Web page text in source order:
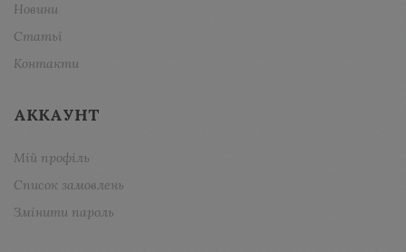
Новини
Статьї
Контакти
АККАУНТ
Мій профіль
Список замовлень
Змінити пароль